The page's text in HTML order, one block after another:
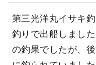
第三光洋丸イサキ
釣りで出船しまし
の釣果でしたが、